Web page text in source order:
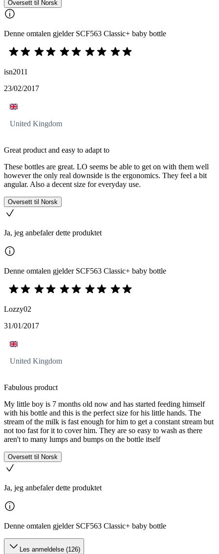
Oversett til Norsk
Denne omtalen gjelder SCF563 Classic+ baby bottle
isn2011
23/02/2017
United Kingdom
Great product and easy to adapt to
These bottles are great. LO seems be able to get on with them well
however the only real downside is the ergonomics. They feel a bit
angular. Also a decent size for everyday use.
Oversett til Norsk
Ja, jeg anbefaler dette produktet
Denne omtalen gjelder SCF563 Classic+ baby bottle
Lozzy02
31/01/2017
United Kingdom
Fabulous product
My little boy is 7 months old now and has started feeding himself
with his bottle and this is the perfect size for his little hands. The
stream of the milk is fast enough for him to get a constant stream but
not too fast for it to cover him. They are so easy to wash as there
aren't to many lumps and bumps on the bottle itself
Oversett til Norsk
Ja, jeg anbefaler dette produktet
Denne omtalen gjelder SCF563 Classic+ baby bottle
Les anmeldelse (126)